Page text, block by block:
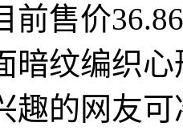
前售价
暗纹编织
趣的网友